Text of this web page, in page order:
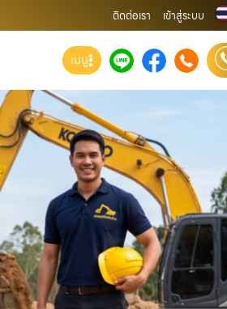
ติดต่อเรา เข้าสู่ระบบ
เมนู